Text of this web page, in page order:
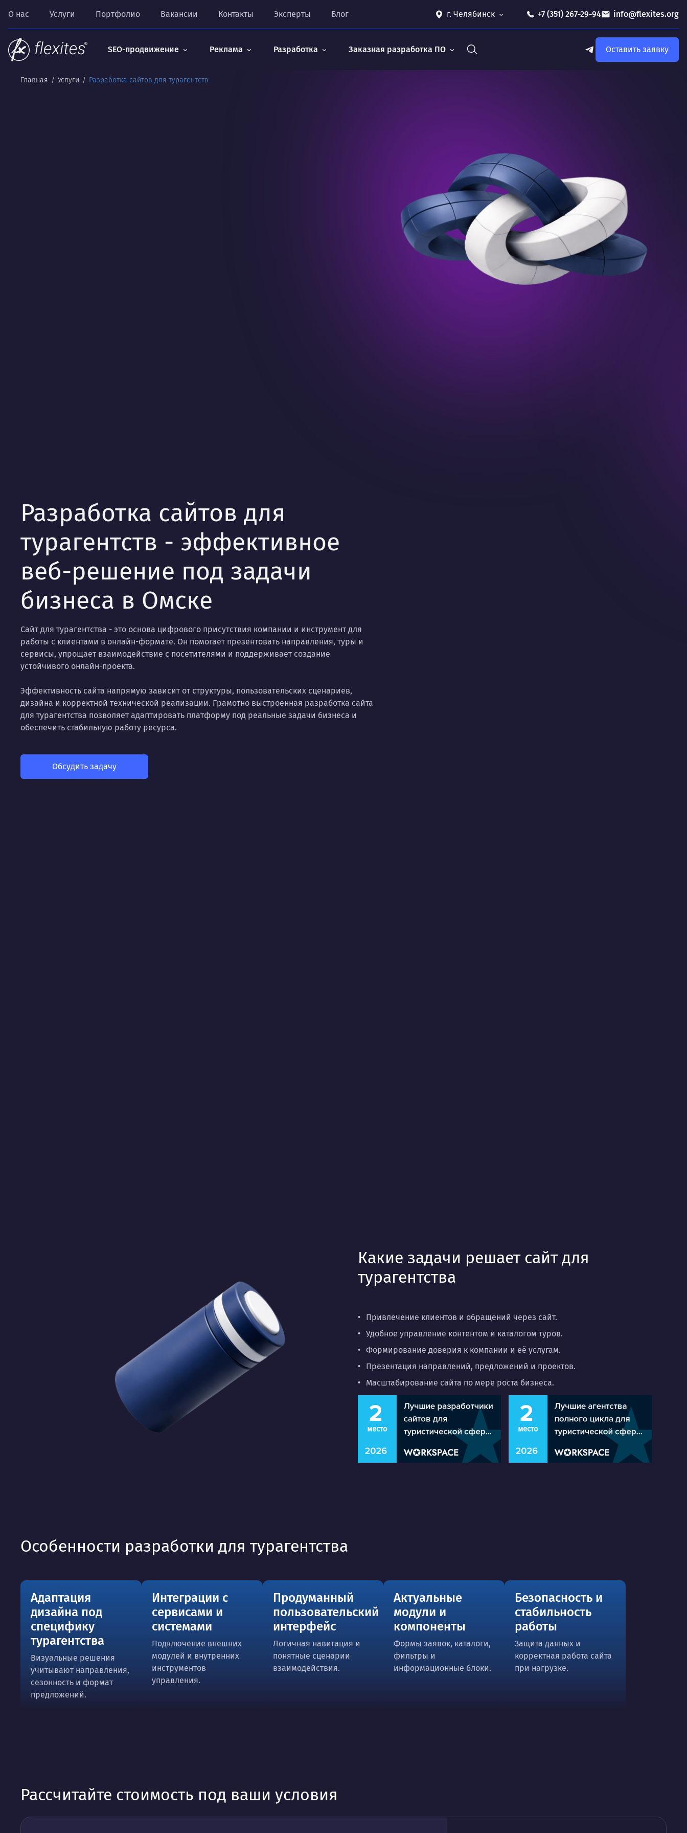
О нас Услуги Портфолио Вакансии Контакты Эксперты Блог г. Челябинск +7 (351) 267-29-94 info@flexites.org
SEO-продвижение Реклама Разработка Заказная разработка ПО Оставить заявку
Главная Услуги Разработка сайтов для турагентств
Разработка сайтов для
турагентств - эффективное
веб-решение под задачи
бизнеса в Омске
Сайт для турагентства - это основа цифрового присутствия компании и инструмент для
работы с клиентами в онлайн-формате. Он помогает презентовать направления, туры и
сервисы, упрощает взаимодействие с посетителями и поддерживает создание
устойчивого онлайн-проекта.
Эффективность сайта напрямую зависит от структуры, пользовательских сценариев,
дизайна и корректной технической реализации. Грамотно выстроенная разработка сайта
для турагентства позволяет адаптировать платформу под реальные задачи бизнеса и
обеспечить стабильную работу ресурса.
Обсудить задачу
Какие задачи решает сайт для
турагентства
Привлечение клиентов и обращений через сайт.
Удобное управление контентом и каталогом туров.
Формирование доверия к компании и её услугам.
Презентация направлений, предложений и проектов.
Масштабирование сайта по мере роста бизнеса.
Особенности разработки для турагентства
Адаптация
дизайна под
специфику
турагентства
Визуальные решения
учитывают направления,
сезонность и формат
предложений.
Интеграции с
сервисами и
системами
Подключение внешних
модулей и внутренних
инструментов
управления.
Продуманный
пользовательский
интерфейс
Логичная навигация и
понятные сценарии
взаимодействия.
Актуальные
модули и
компоненты
Формы заявок, каталоги,
фильтры и
информационные блоки.
Безопасность и
стабильность
работы
Защита данных и
корректная работа сайта
при нагрузке.
Рассчитайте стоимость под ваши условия